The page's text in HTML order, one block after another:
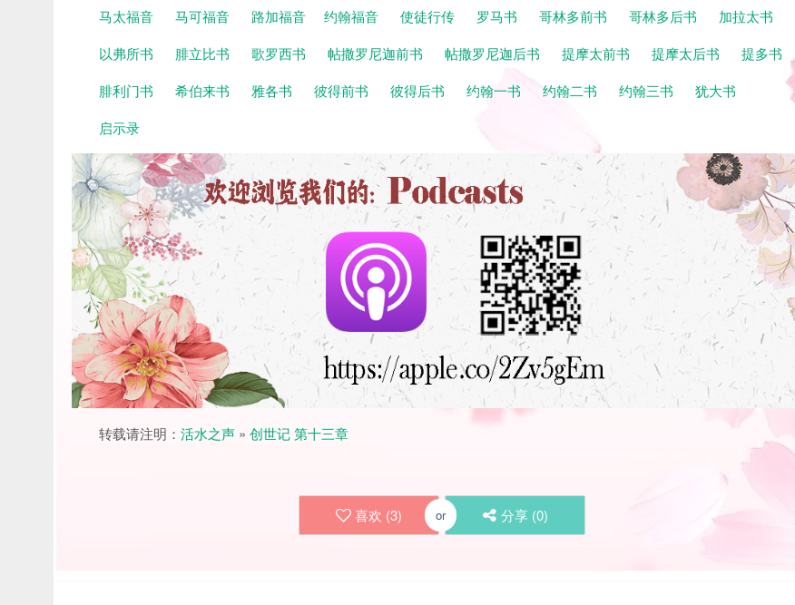
马太福音 马可福音 路加福音 约翰福音 使徒行传 罗马书 哥林多前书 哥林多后书
加拉太书
以弗所书
腓立比书 歌罗西书 帖撒罗尼迦前书 帖撒罗尼迦后书 提摩太前书 提摩太后书
提多书
腓利门书
希伯来书 雅各书 彼得前书 彼得后书 约翰一书 约翰二书 约翰三书
犹大书
启示录
转载请注明： 活水之声 » 创世记 第十三章
喜欢 (3) or 分享 (0)